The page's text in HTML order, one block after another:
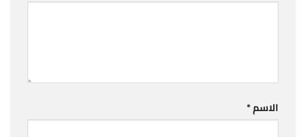
الاسم*